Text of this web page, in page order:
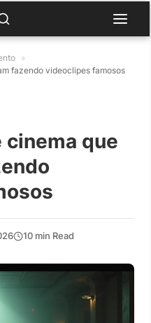
»
fazendo videoclipes famosos
cinema que
10 min Read